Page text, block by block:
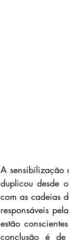
A sensibilização
duplicou desde
com as cadeias
responsáveis
estão
conclusão é